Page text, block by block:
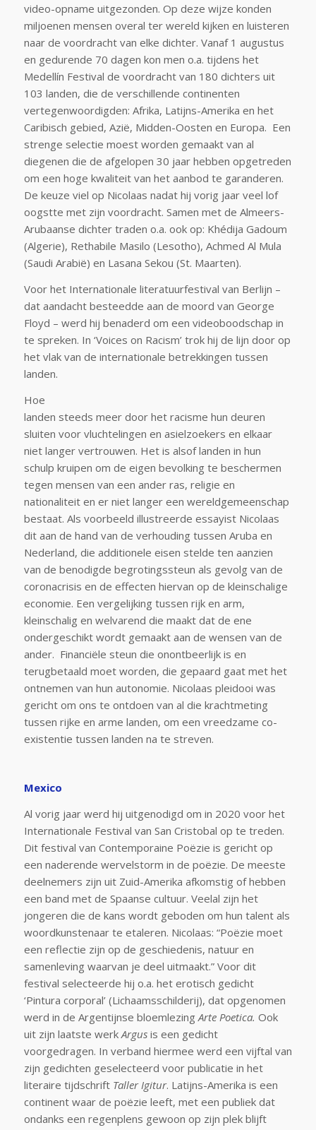
video-opname uitgezonden. Op deze wijze konden
miljoenen mensen overal ter wereld kijken en luisteren
naar de voordracht van elke dichter. Vanaf 1 augustus
en gedurende 70 dagen kon men o.a. tijdens het
Medellín Festival de voordracht van 180 dichters uit
103 landen, die de verschillende continenten
vertegenwoordigden: Afrika, Latijns-Amerika en het
Caribisch gebied, Azië, Midden-Oosten en Europa. Een
strenge selectie moest worden gemaakt van al
diegenen die de afgelopen 30 jaar hebben opgetreden
om een hoge kwaliteit van het aanbod te garanderen.
De keuze viel op Nicolaas nadat hij vorig jaar veel lof
oogstte met zijn voordracht. Samen met de Almeers-
Arubaanse dichter traden o.a. ook op: Khédija Gadoum
(Algerie), Rethabile Masilo (Lesotho), Achmed Al Mula
(Saudi Arabië) en Lasana Sekou (St. Maarten).
Voor het Internationale literatuurfestival van Berlijn –
dat aandacht besteedde aan de moord van George
Floyd – werd hij benaderd om een videoboodschap in
te spreken. In ‘Voices on Racism’ trok hij de lijn door op
het vlak van de internationale betrekkingen tussen
landen.
Hoe
landen steeds meer door het racisme hun deuren
sluiten voor vluchtelingen en asielzoekers en elkaar
niet langer vertrouwen. Het is alsof landen in hun
schulp kruipen om de eigen bevolking te beschermen
tegen mensen van een ander ras, religie en
nationaliteit en er niet langer een wereldgemeenschap
bestaat. Als voorbeeld illustreerde essayist Nicolaas
dit aan de hand van de verhouding tussen Aruba en
Nederland, die additionele eisen stelde ten aanzien
van de benodigde begrotingssteun als gevolg van de
coronacrisis en de effecten hiervan op de kleinschalige
economie. Een vergelijking tussen rijk en arm,
kleinschalig en welvarend die maakt dat de ene
ondergeschikt wordt gemaakt aan de wensen van de
ander. Financiële steun die onontbeerlijk is en
terugbetaald moet worden, die gepaard gaat met het
ontnemen van hun autonomie. Nicolaas pleidooi was
gericht om ons te ontdoen van al die krachtmeting
tussen rijke en arme landen, om een vreedzame co-
existentie tussen landen na te streven.
Mexico
Al vorig jaar werd hij uitgenodigd om in 2020 voor het
Internationale Festival van San Cristobal op te treden.
Dit festival van Contemporaine Poëzie is gericht op
een naderende wervelstorm in de poëzie. De meeste
deelnemers zijn uit Zuid-Amerika afkomstig of hebben
een band met de Spaanse cultuur. Veelal zijn het
jongeren die de kans wordt geboden om hun talent als
woordkunstenaar te etaleren. Nicolaas: “Poëzie moet
een reflectie zijn op de geschiedenis, natuur en
samenleving waarvan je deel uitmaakt.” Voor dit
festival selecteerde hij o.a. het erotisch gedicht
‘Pintura corporal’ (Lichaamsschilderij), dat opgenomen
werd in de Argentijnse bloemlezingArte Poetica. Ook
uit zijn laatste werkArgusis een gedicht
voorgedragen. In verband hiermee werd een vijftal van
zijn gedichten geselecteerd voor publicatie in het
literaire tijdschrift Taller Igitur. Latijns-Amerika is een
continent waar de poëzie leeft, met een publiek dat
ondanks een regenplens gewoon op zijn plek blijft